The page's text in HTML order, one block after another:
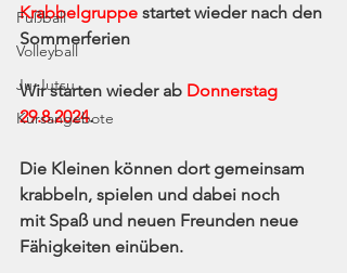
Fußball
Volleyball
Ju-Jutsu
Kursangebote
Krabbelgruppe startet wieder nach den
Sommerferien
Wir starten wieder ab Donnerstag
29.8.2024.
Die Kleinen können dort gemeinsam
krabbeln, spielen und dabei noch
mit Spaß und neuen Freunden neue
Fähigkeiten einüben.